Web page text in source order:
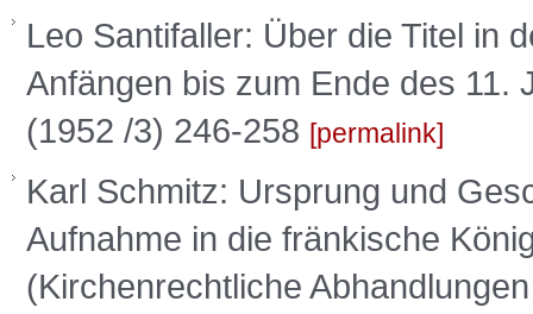
Leo Santifaller: Über die Titel in
Anfängen bis zum Ende des 11.
(1952 /3) 246-258 permalink
Karl Schmitz: Ursprung und
Aufnahme in die fränkische
(Kirchenrechtliche